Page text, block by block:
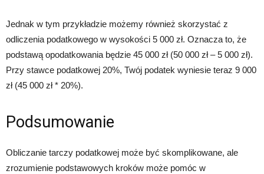
Jednak w tym przykładzie możemy również skorzystać z
odliczenia podatkowego w wysokości 5 000 zł. Oznacza to, że
podstawą opodatkowania będzie 45 000 zł (50 000 zł – 5 000 zł).
Przy stawce podatkowej 20%, Twój podatek wyniesie teraz 9 000
zł (45 000 zł * 20%).
Podsumowanie
Obliczanie tarczy podatkowej może być skomplikowane, ale
zrozumienie podstawowych kroków może pomóc w